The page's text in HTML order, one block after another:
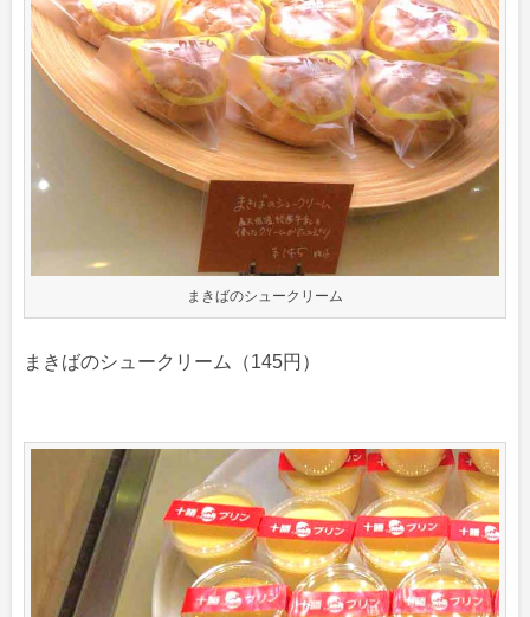
まきばのシュークリーム
まきばのシュークリーム（145円）